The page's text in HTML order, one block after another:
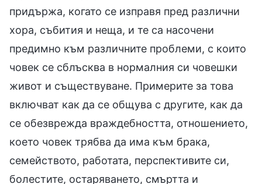
придържа, когато се изправя пред различни
хора, събития и неща, и те са насочени
предимно към различните проблеми, с които
човек се сблъсква в нормалния си човешки
живот и съществуване. Примерите за това
включват как да се общува с другите, как да
се обезврежда враждебността, отношението,
което човек трябва да има към брака,
семейството, работата, перспективите си,
болестите, остаряването, смъртта и